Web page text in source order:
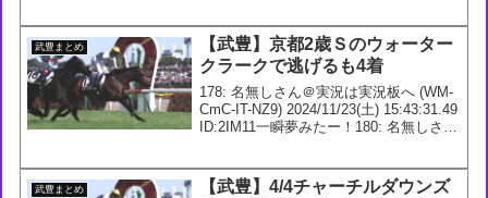
武豊まとめ
【武豊】京都2歳Ｓのウォーター
クラークで逃げるも4着
178: 名無しさん＠実況は実況板へ (WM-
CmC-IT-NZ9) 2024/11/23(土) 15:43:31.49
ID:2IM11一瞬夢みたー！180: 名無しさん
武豊まとめ
【武豊】4/4チャーチルダウンズ